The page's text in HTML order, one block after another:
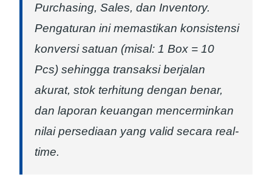
Purchasing, Sales, dan Inventory.
Pengaturan ini memastikan konsistensi
konversi satuan (misal: 1 Box = 10
Pcs) sehingga transaksi berjalan
akurat, stok terhitung dengan benar,
dan laporan keuangan mencerminkan
nilai persediaan yang valid secara real-
time.